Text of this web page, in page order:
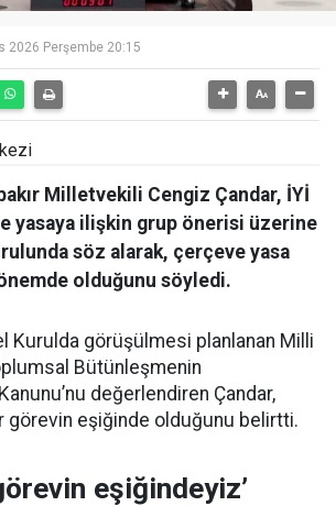
2026 Perşembe 20:15
Milletvekili Cengiz Çandar, İYİ
yasaya ilişkin grup önerisi üzerine
söz alarak, çerçeve yasa
olduğunu söyledi.
Kurulda görüşülmesi planlanan Milli
Bütünleşmenin
değerlendiren Çandar,
görevin eşiğinde olduğunu belirtti.
eşiğindeyiz’